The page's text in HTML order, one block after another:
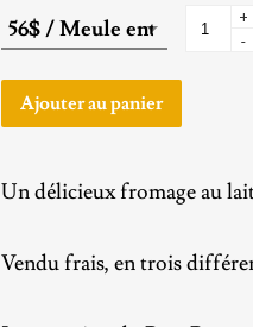
+
-
Ajouter au panier
Un délicieux fromage au
Vendu frais, en trois